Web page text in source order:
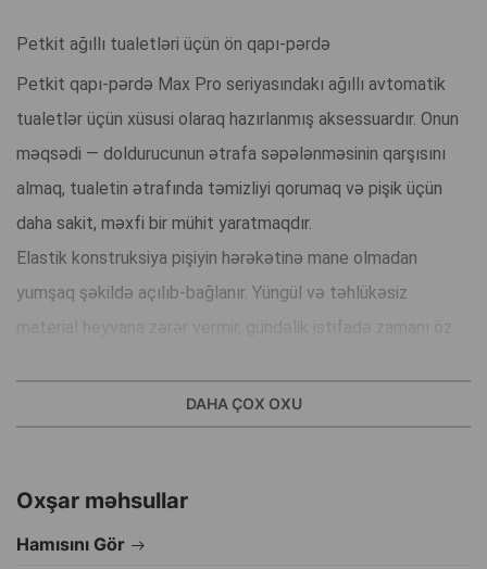
Petkit ağıllı tualetləri üçün ön qapı-pərdə
Petkit qapı-pərdə Max Pro seriyasındakı ağıllı avtomatik
tualetlər üçün xüsusi olaraq hazırlanmış aksessuardır. Onun
məqsədi — doldurucunun ətrafa səpələnməsinin qarşısını
almaq, tualetin ətrafında təmizliyi qorumaq və pişik üçün
daha sakit, məxfi bir mühit yaratmaqdır.
Elastik konstruksiya pişiyin hərəkətinə mane olmadan
yumşaq şəkildə açılıb-bağlanır. Yüngül və təhlükəsiz
material heyvana zərər vermir, gündəlik istifadə zamanı öz
hissəsinə tam uyğun oturmasını təmin edir.
Qapı-pərdə doldurucunun dağılmasını azaldır, qoxuların
rahat edir. Quraşdırılması cəmi bir neçə saniyə çəkir — pərdə
xüsusi bərkidici yuvalara keçirilir və dərhal istifadəyə hazır
DAHA ÇOX OXU
Oxşar məhsullar
Hamısını Gör